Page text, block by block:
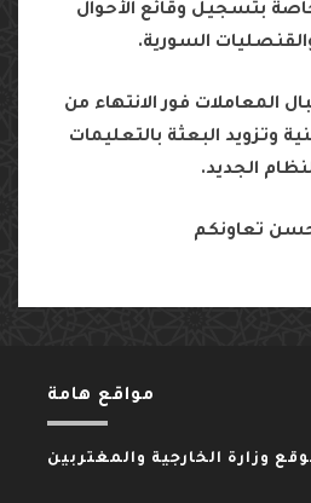
بتسجيل وقائع الأحوال
السورية.
المعاملات فور الانتهاء من
وتزويد البعثة بالتعليمات
الجديد.
تعاونكم
مواقع هامة
وزارة الخارجية والمغتربين